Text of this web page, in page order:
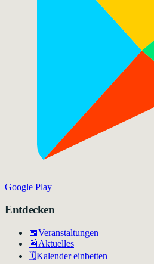
Google Play
Entdecken
📅Veranstaltungen
📰Aktuelles
🗓️Kalender einbetten